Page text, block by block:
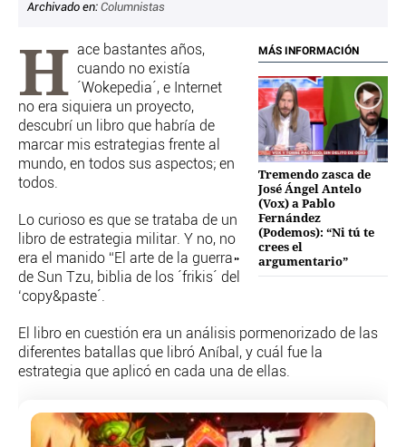
LA SEGUNDA DOSIS
CORONAVIRUS
DIRECTORIOS
LO ÚLTIMO
BLOGS
VÍDEOS
PERSONAJES
ORGANISMOS
LUGARES
AUTORES
SERVICIOS
CLUB PD
ENLACES
Archivado en: Columnistas
MÁS INFORMACIÓN
Tremendo zasca de
José Ángel Antelo
(Vox) a Pablo
Fernández
(Podemos): “Ni tú te
crees el
argumentario”
H ace bastantes años,
cuando no existía
´Wokepedia´, e Internet
no era siquiera un proyecto,
descubrí un libro que habría de
marcar mis estrategias frente al
mundo, en todos sus aspectos; en
todos.
Lo curioso es que se trataba de un
libro de estrategia militar. Y no, no
era el manido “El arte de la guerra»
de Sun Tzu, biblia de los ´frikis´ del
‘copy&paste´.
El libro en cuestión era un análisis pormenorizado de las
diferentes batallas que libró Aníbal, y cuál fue la
estrategia que aplicó en cada una de ellas.